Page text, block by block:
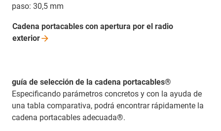
paso: 30,5 mm
Cadena portacables con apertura por el radio
exterior
guía de selección de la cadena portacables®
Especificando parámetros concretos y con la ayuda de
una tabla comparativa, podrá encontrar rápidamente la
cadena portacables adecuada®.